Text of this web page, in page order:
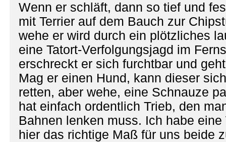
Wenn er schläft, dann so tief und
mit Terrier auf dem Bauch zur
wehe er wird durch ein plötzliches
eine Tatort-Verfolgungsjagd im
erschreckt er sich furchtbar und
Mag er einen Hund, kann dieser
retten, aber wehe, eine Schnauze
hat einfach ordentlich Trieb, den
Bahnen lenken muss. Ich habe
hier das richtige Maß für uns beide